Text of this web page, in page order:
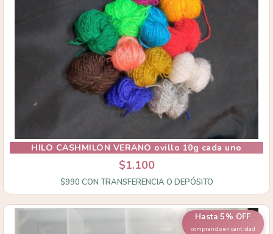
HILO CASHMILON VERANO ovillo 10g cada uno
$1.100
$990 CON TRANSFERENCIA O DEPÓSITO
Hasta 5% OFF
comprando en cantidad